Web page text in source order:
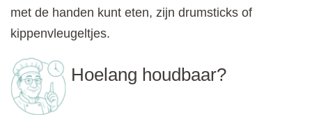
met de handen kunt eten, zijn drumsticks of
kippenvleugeltjes.
Hoelang houdbaar?